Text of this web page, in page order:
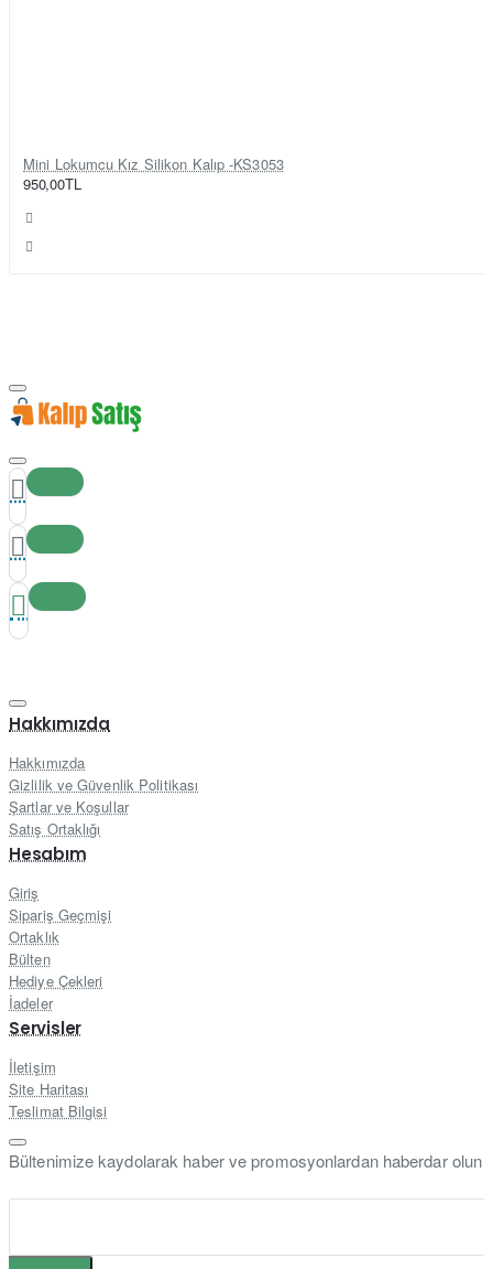
Mini Lokumcu Kız Silikon Kalıp -KS3053
950,00TL
Hakkımızda
Hakkımızda
Gizlilik ve Güvenlik Politikası
Şartlar ve Koşullar
Satış Ortaklığı
Hesabım
Giriş
Sipariş Geçmişi
Ortaklık
Bülten
Hediye Çekleri
İadeler
Servisler
İletişim
Site Haritası
Teslimat Bilgisi
Bültenimize kaydolarak haber ve promosyonlardan haberdar olun